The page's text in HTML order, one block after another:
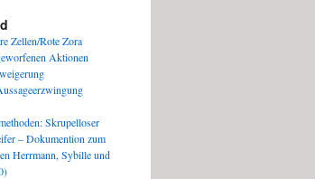
Zellen/Rote Zora
Aktionen
Skrupelloser
– Dokumention zum
Herrmann, Sybille und